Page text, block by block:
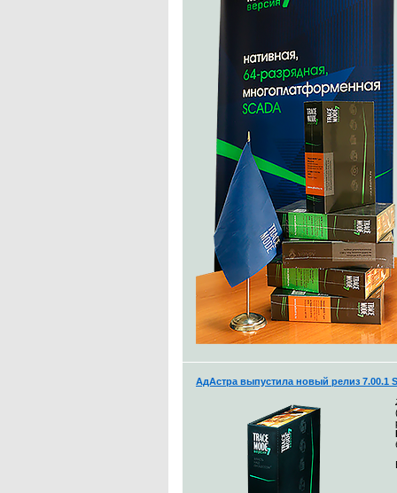
АдАстра выпустила новый релиз 7.00.1